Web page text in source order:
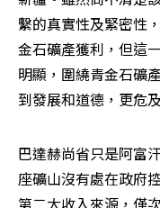
繫的真實性及緊密性
金石礦產獲利，但這
明顯，圍繞青金石礦
到發展和道德，更危
巴達赫尚省只是阿富
座礦山沒有處在政府
第二大收入來源，僅